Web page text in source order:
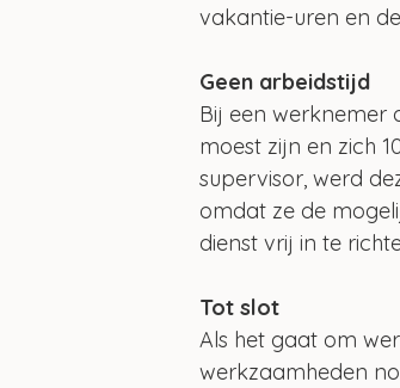
vakantie-uren en
Geen arbeidstijd
Bij een werknemer
moest zijn en zich
supervisor, werd
omdat ze de
dienst vrij in te
Tot slot
Als het gaat om
werkzaamheden